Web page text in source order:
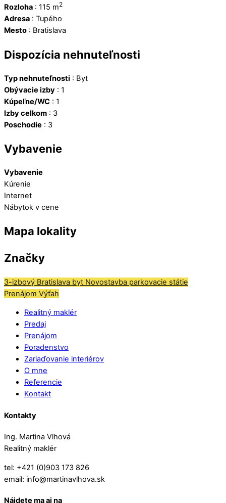
Rozloha : 115 m2
Adresa : Tupého
Mesto : Bratislava
Dispozícia nehnuteľnosti
Typ nehnuteľnosti : Byt
Obývacie izby : 1
Kúpeľne/WC : 1
Izby celkom : 3
Poschodie : 3
Vybavenie
Vybavenie
Kúrenie
Internet
Nábytok v cene
Mapa lokality
Značky
3-izbový Bratislava byt Novostavba parkovacie státie
Prenájom Výťah
Realitný maklér
Predaj
Prenájom
Poradenstvo
Zariaďovanie interiérov
O mne
Referencie
Kontakt
Kontakty
Ing. Martina Vlhová
Realitný maklér
tel: +421 (0)903 173 826
email: info@martinavlhova.sk
Nájdete ma aj na